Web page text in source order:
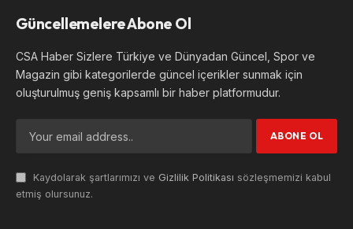
Güncellemelere Abone Ol
CSA Haber Sizlere Türkiye ve Dünyadan Güncel, Spor ve
Magazin gibi kategorilerde güncel içerikler sunmak için
oluşturulmuş geniş kapsamlı bir haber platformudur.
Kaydolarak şartlarımızı ve Gizlilik Politikası sözleşmemizi kabul
etmiş olursunuz.